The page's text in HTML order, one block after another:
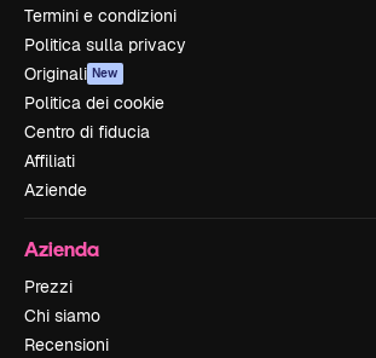
Termini e condizioni
Politica sulla privacy
Originali New
Politica dei cookie
Centro di fiducia
Affiliati
Aziende
Azienda
Prezzi
Chi siamo
Recensioni